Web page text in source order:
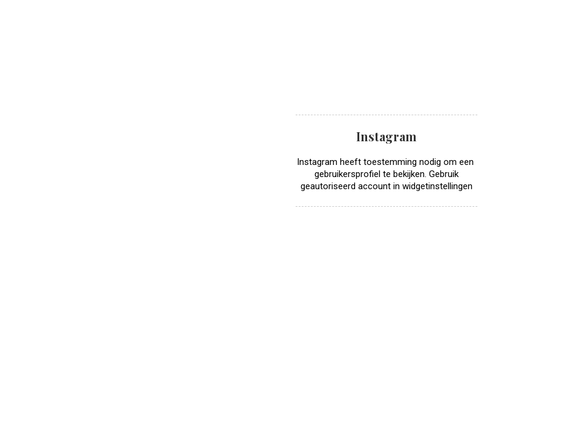
Instagram
Instagram heeft toestemming nodig om een ​​
gebruikersprofiel te bekijken. Gebruik
geautoriseerd account in widgetinstellingen